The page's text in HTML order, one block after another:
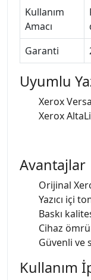
Kullanım
Amacı
Garanti
Uyumlu
Xerox
Xerox
Avantajlar
Orijinal
Yazıcı içi
Baskı
Cihaz
Güvenli ve
Kullanım